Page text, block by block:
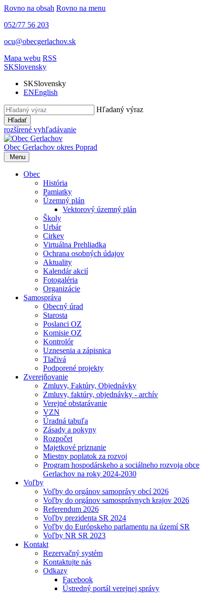
Rovno na obsah Rovno na menu
052/77 56 203
ocu@obecgerlachov.sk
Mapa webu RSS
SKSlovensky
SKSlovensky
ENEnglish
Hľadaný výraz
Hľadať
rozšírené vyhľadávanie
Obec Gerlachov okres Poprad
Menu
Obec
História
Pamiatky
Územný plán
Vektorový územný plán
Školy
Urbár
Cirkev
Virtuálna Prehliadka
Ochrana osobných údajov
Aktuality
Kalendár akcií
Fotogaléria
Organizácie
Samospráva
Obecný úrad
Starosta
Poslanci OZ
Komisie OZ
Kontrolór
Uznesenia a zápisnica
Tlačivá
Podporené projekty
Zverejňovanie
Zmluvy, Faktúry, Objednávky
Zmluvy, faktúry, objednávky - archív
Verejné obstarávanie
VZN
Úradná tabuľa
Zásady a pokyny
Rozpočet
Majetkové priznanie
Miestny poplatok za rozvoj
Program hospodárskeho a sociálneho rozvoja obce
Gerlachov na roky 2024-2030
Voľby
Voľby do orgánov samoprávy obcí 2026
Voľby do orgánov samosprávnych krajov 2026
Referendum 2026
Voľby prezidenta SR 2024
Voľby do Európskeho parlamentu na území SR
Voľby NR SR 2023
Kontakt
Rezervačný systém
Kontaktujte nás
Odkazy
Facebook
Ústredný portál verejnej správy